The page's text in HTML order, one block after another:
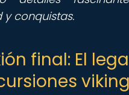
y conquistas.
final: El